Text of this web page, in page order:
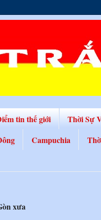
tin thế giới Thời Sự
Campuchia
xưa